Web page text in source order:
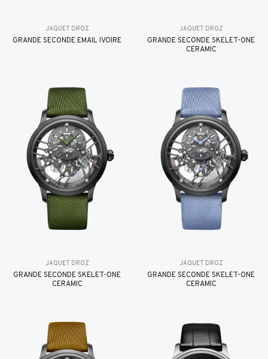
JAQUET DROZ
GRANDE SECONDE EMAIL IVOIRE
JAQUET DROZ
GRANDE SECONDE SKELET-ONE
CERAMIC
JAQUET DROZ
GRANDE SECONDE SKELET-ONE
CERAMIC
JAQUET DROZ
GRANDE SECONDE SKELET-ONE
CERAMIC